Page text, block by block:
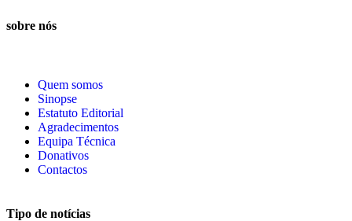
sobre nós
Quem somos
Sinopse
Estatuto Editorial
Agradecimentos
Equipa Técnica
Donativos
Contactos
Tipo de notícias